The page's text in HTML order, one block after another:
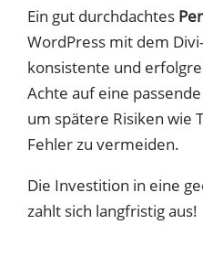
Ein gut durchdachtes
WordPress mit dem
konsistente und
Achte auf eine
um spätere Risiken wie
Fehler zu vermeiden.
Die Investition in eine
zahlt sich langfristig aus!